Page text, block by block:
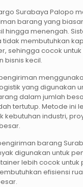
Surabaya Palopo
barang yang
hingga menengah.
tidak membutuhkan
sehingga cocok
bisnis kecil.
yang digunakan
dalam jumlah
tertutup. Metode ini
kebutuhan industri,
barang
digunakan untuk
lebih cocok untuk
efisiensi